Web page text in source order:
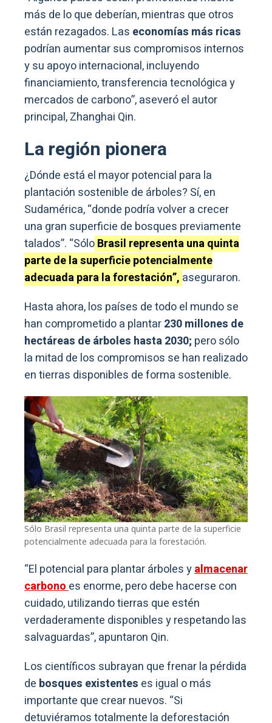
más de lo que deberían, mientras que otros
están rezagados. Las economías más ricas
podrían aumentar sus compromisos internos
y su apoyo internacional, incluyendo
financiamiento, transferencia tecnológica y
mercados de carbono”, aseveró el autor
principal, Zhanghai Qin.
La región pionera
¿Dónde está el mayor potencial para la
plantación sostenible de árboles? Sí, en
Sudamérica, “donde podría volver a crecer
una gran superficie de bosques previamente
talados”. “SóloBrasil representa una quinta
parte de la superficie potencialmente
adecuada para la forestación”, aseguraron.
Hasta ahora, los países de todo el mundo se
han comprometido a plantar230 millones de
hectáreas de árboles hasta 2030; pero sólo
la mitad de los compromisos se han realizado
en tierras disponibles de forma sostenible.
Sólo Brasil representa una quinta parte de la superficie
potencialmente adecuada para la forestación.
“El potencial para plantar árboles yalmacenar
carbonoes enorme, pero debe hacerse con
cuidado, utilizando tierras que estén
verdaderamente disponibles y respetando las
salvaguardas”, apuntaron Qin.
Los científicos subrayan que frenar la pérdida
de bosques existentes es igual o más
importante que crear nuevos. “Si
detuviéramos totalmente la deforestación